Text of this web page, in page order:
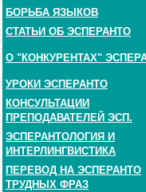
БОРЬБА ЯЗЫКОВ
СТАТЬИ ОБ ЭСПЕРАНТО
О "КОНКУРЕНТАХ"
УРОКИ ЭСПЕРАНТО
КОНСУЛЬТАЦИИ
ПРЕПОДАВАТЕЛЕЙ ЭСП.
ЭСПЕРАНТОЛОГИЯ И
ИНТЕРЛИНГВИСТИКА
ПЕРЕВОД НА ЭСПЕРАНТО
ТРУДНЫХ ФРАЗ